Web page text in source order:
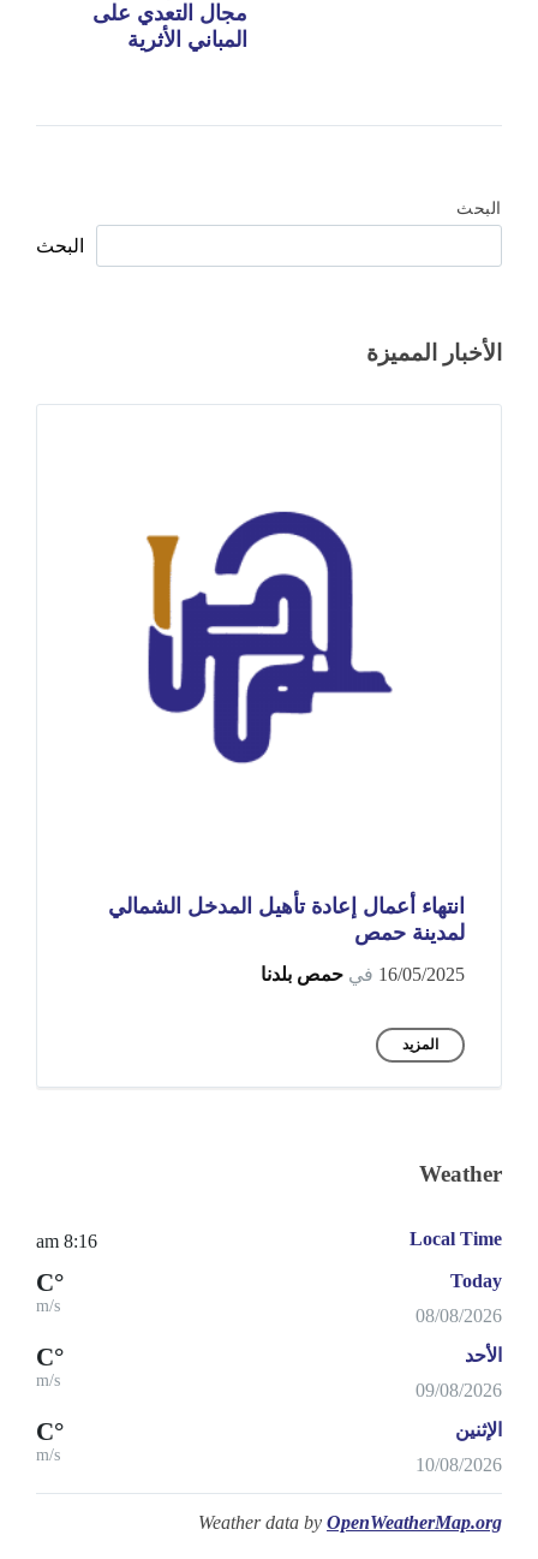
مجال التعدي على
المباني الأثرية
البحث
البحث
الأخبار المميزة
انتهاء أعمال إعادة تأهيل المدخل الشمالي
لمدينة حمص
16/05/2025 في حمص بلدنا
المزيد
Weather
Local Time
8:16 am
Today
08/08/2026
°C
m/s
الأحد
09/08/2026
°C
m/s
الإثنين
10/08/2026
°C
m/s
Weather data by OpenWeatherMap.org